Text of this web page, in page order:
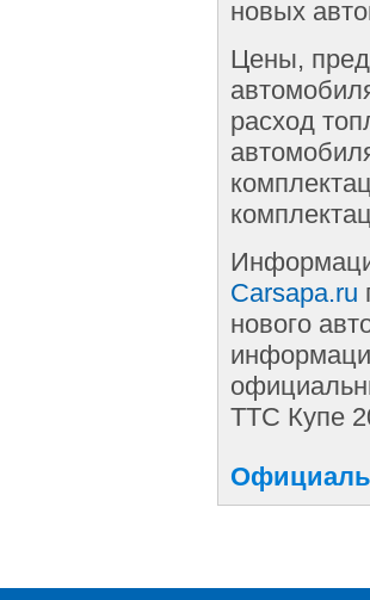
новых
Цены,
расход
Carsapa.ru
нового
ТТС Купе